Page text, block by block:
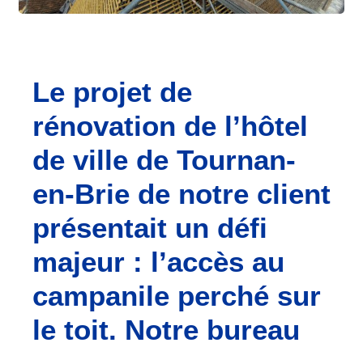
Le projet de
rénovation de l’hôtel
de ville de Tournan-
en-Brie de notre client
présentait un défi
majeur : l’accès au
campanile perché sur
le toit. Notre bureau